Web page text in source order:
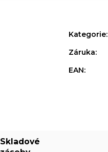
Skladové
Kategorie:
Záruka:
EAN: